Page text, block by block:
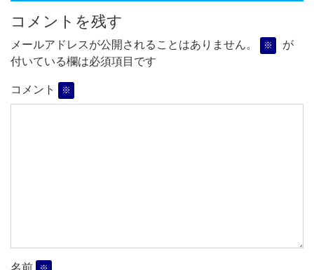
コメントを残す
メールアドレスが公開されることはありません。 ※
が
付いている欄は必須項目です
コメント ※
名前